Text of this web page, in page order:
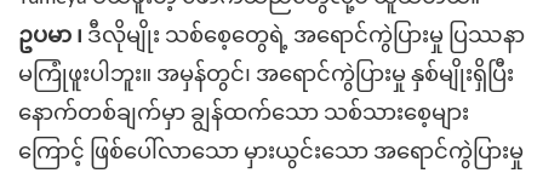
ဥပမာ ၊ ဒီလိုမျိုး သစ်စေ့တွေရဲ့ အရောင်ကွဲပြားမှု ပြဿနာ
မကြုံဖူးပါဘူး။ အမှန်တွင်၊ အရောင်ကွဲပြားမှု နှစ်မျိုးရှိပြီး
နောက်တစ်ချက်မှာ ချွန်ထက်သော သစ်သားစေ့များ
ကြောင့် ဖြစ်ပေါ်လာသော မှားယွင်းသော အရောင်ကွဲပြားမှု